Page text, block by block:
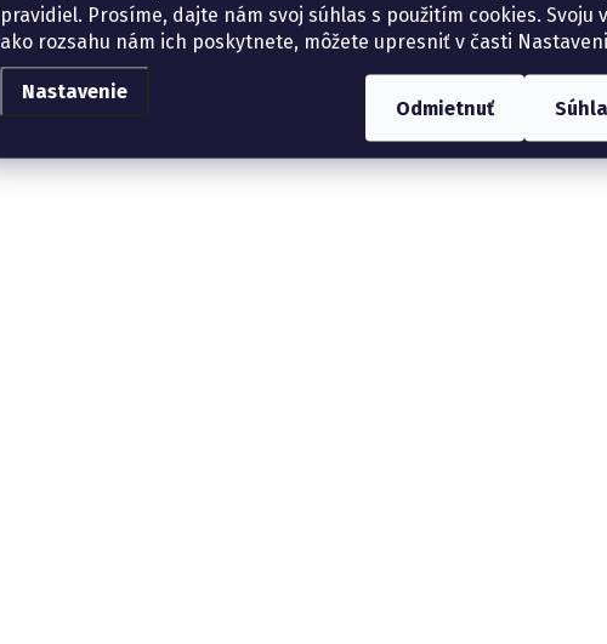
pravidiel. Prosíme, dajte nám svoj súhlas s použitím cookies. Svoju
ako rozsahu nám ich poskytnete, môžete upresniť v časti
Nastavenie
Odmietnuť